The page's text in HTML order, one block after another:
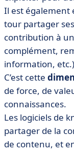
Il est également
tour partager
contribution à
complément,
information,
C’est cette
de force, de
connaissances.
Les logiciels de
partager de la
de contenu, et